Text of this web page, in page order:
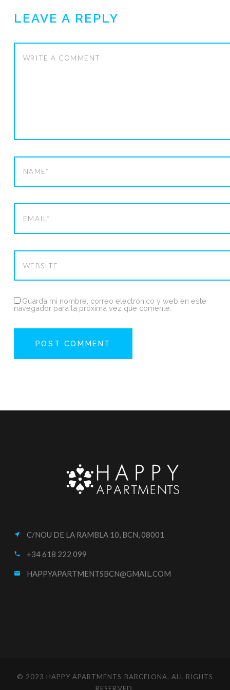
LEAVE A REPLY
Guarda mi nombre, correo electrónico y web en este
navegador para la próxima vez que comente.
near_me C/NOU DE LA RAMBLA 10, BCN, 08001
call +34 618 222 099
email HAPPYAPARTMENTSBCN@GMAIL.COM
© 2023 HAPPY APARTMENTS BARCELONA. ALL RIGHTS
RESERVED.